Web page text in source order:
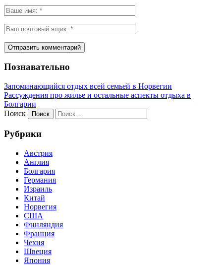
Познавательно
Запоминающийся отдых всей семьей в Норвегии
Рассуждения про жилье и остальные аспекты отдыха в
Болгарии
Поиск
Рубрики
Австрия
Англия
Болгария
Германия
Израиль
Китай
Норвегия
США
Финляндия
Франция
Чехия
Швеция
Япония